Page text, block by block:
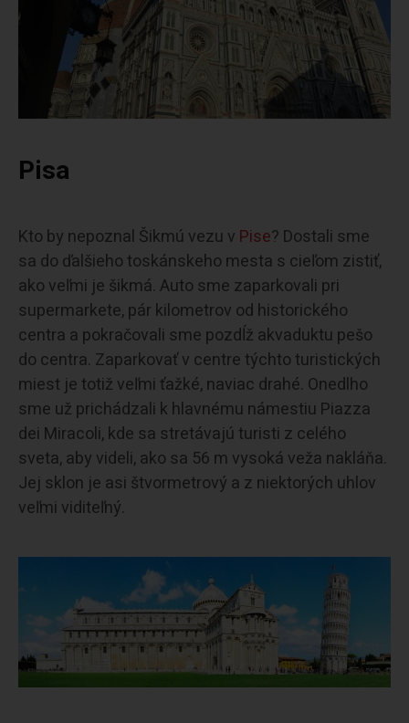
Pisa
Kto by nepoznal Šikmú vezu v Pise? Dostali sme
sa do ďalšieho toskánskeho mesta s cieľom zistiť,
ako veľmi je šikmá. Auto sme zaparkovali pri
supermarkete, pár kilometrov od historického
centra a pokračovali sme pozdĺž akvaduktu pešo
do centra. Zaparkovať v centre týchto turistických
miest je totiž veľmi ťažké, naviac drahé. Onedlho
sme už prichádzali k hlavnému námestiu Piazza
dei Miracoli, kde sa stretávajú turisti z celého
sveta, aby videli, ako sa 56 m vysoká veža nakláňa.
Jej sklon je asi štvormetrový a z niektorých uhlov
veľmi viditeľný.